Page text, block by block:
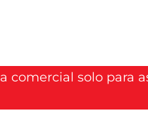
solo para